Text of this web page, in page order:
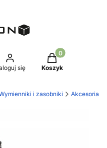
się
Produkty w
Koszyk
i zasobniki Akcesoria